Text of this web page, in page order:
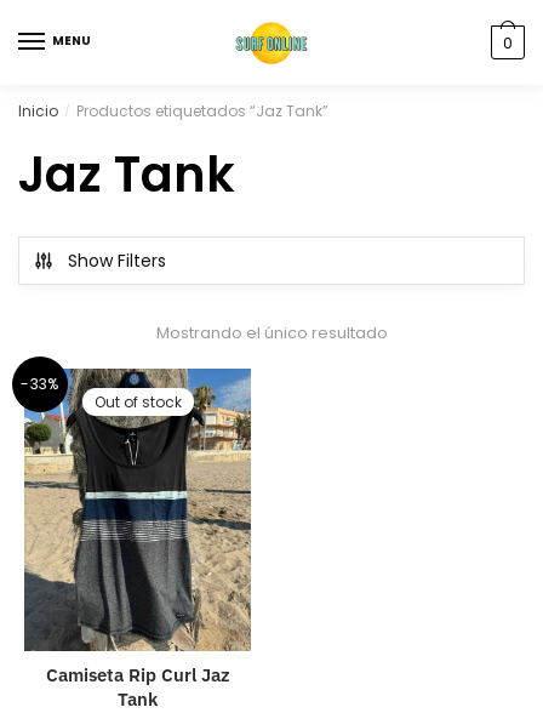
MENU 0
Inicio / Productos etiquetados “Jaz Tank”
Jaz Tank
Show Filters
Mostrando el único resultado
-33%
Out of stock
Camiseta Rip Curl Jaz
Tank